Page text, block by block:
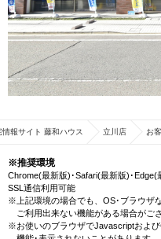
報サイト 藤和ハウス 立川店 お
※推奨環境
Chrome(最新版)･Safari(最新版)･
SSL通信利用可能
※上記環境の場合でも、OS･ブラウザ
ご利用出来ない機能がある場合がご
※お使いのブラウザでJavascriptおよ